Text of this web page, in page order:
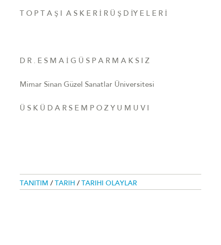
T O P T A Ş I A S K E R İ R Ü Ş D İY E L E R İ
D R . E S M A İ G Ü S P A R M A K S I Z
Mimar Sinan Güzel Sanatlar Üniversitesi
Ü S K Ü D A R S E M P O Z Y U M U V I
TANITIM / TARIH / TARIHI OLAYLAR